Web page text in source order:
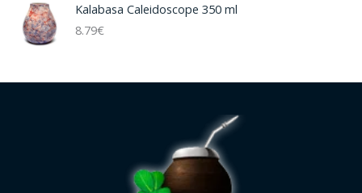
Kalabasa Caleidoscope 350 ml
8.79€